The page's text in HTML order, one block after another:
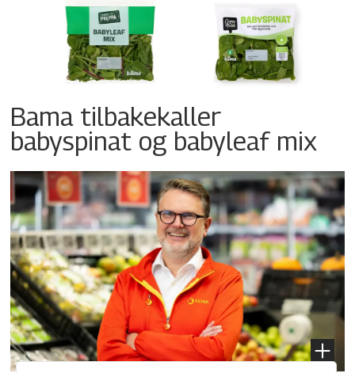
Bama tilbakekaller
babyspinat og babyleaf mix